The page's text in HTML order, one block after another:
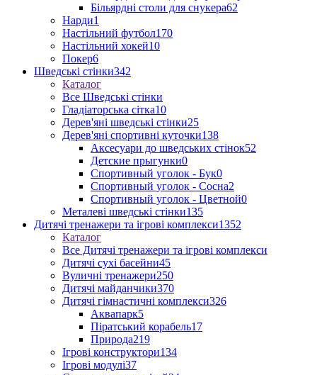
Більярдні столи для снукера62
Нарди1
Настільний футбол170
Настільний хокей10
Покер6
Шведські стінки342
Каталог
Все Шведські стінки
Гладіаторська сітка10
Дерев'яні шведські стінки25
Дерев'яні спортивні куточки138
Аксесуари до шведських стінок52
Детские прыгунки0
Спортивный уголок - Бук0
Спортивный уголок - Сосна2
Спортивный уголок - Цветной0
Металеві шведські стінки135
Дитячі тренажери та ігрові комплекси1352
Каталог
Все Дитячі тренажери та ігрові комплекси
Дитячі сухі басейни45
Вуличні тренажери250
Дитячі майданчики370
Дитячі гімнастичні комплекси326
Аквапарк5
Піратський корабель17
Природа219
Ігрові конструктори134
Ігрові модулі37